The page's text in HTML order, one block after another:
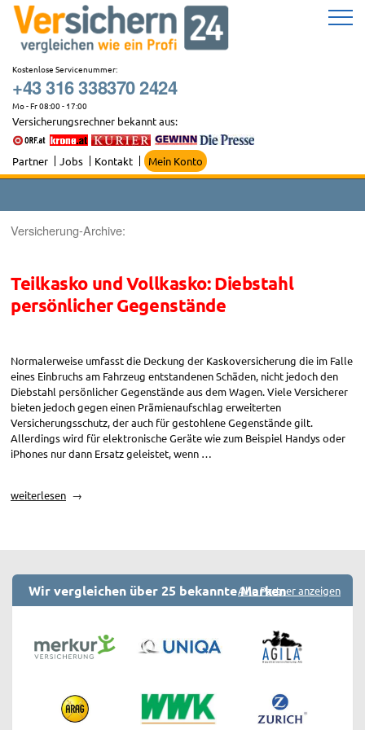
Zum
Inhalt
springen
Kostenlose Servicenummer:
+43 316 338370 2424
Mo - Fr 08:00 - 17:00
Versicherungsrechner bekannt aus:
Partner Jobs Kontakt Mein Konto
Versicherung-Archive:
Teilkasko und Vollkasko: Diebstahl
persönlicher Gegenstände
Normalerweise umfasst die Deckung der Kaskoversicherung die im Falle
eines Einbruchs am Fahrzeug entstandenen Schäden, nicht jedoch den
Diebstahl persönlicher Gegenstände aus dem Wagen. Viele Versicherer
bieten jedoch gegen einen Prämienaufschlag erweiterten
Versicherungsschutz, der auch für gestohlene Gegenstände gilt.
Allerdings wird für elektronische Geräte wie zum Beispiel Handys oder
iPhones nur dann Ersatz geleistet, wenn …
„Teilkasko
Gegenstände“
weiterlesen
Wir vergleichen über 25 bekannte MarkenAlle Partner anzeigen